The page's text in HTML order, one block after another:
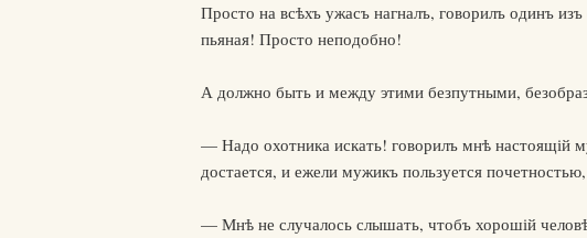
Просто на всѣхъ ужасъ нагналъ, говорилъ одинъ
пьяная! Просто неподобно!
А должно быть и между этими безпутными,
— Надо охотника искать! говорилъ мнѣ настоящій
достается, и ежели мужикъ пользуется
— Мнѣ не случалось слышать, чтобъ хорошій